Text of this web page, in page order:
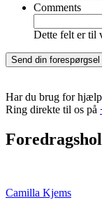
Comments
Dette felt er til
Har du brug for
Ring direkte til os på
Camilla Kjems